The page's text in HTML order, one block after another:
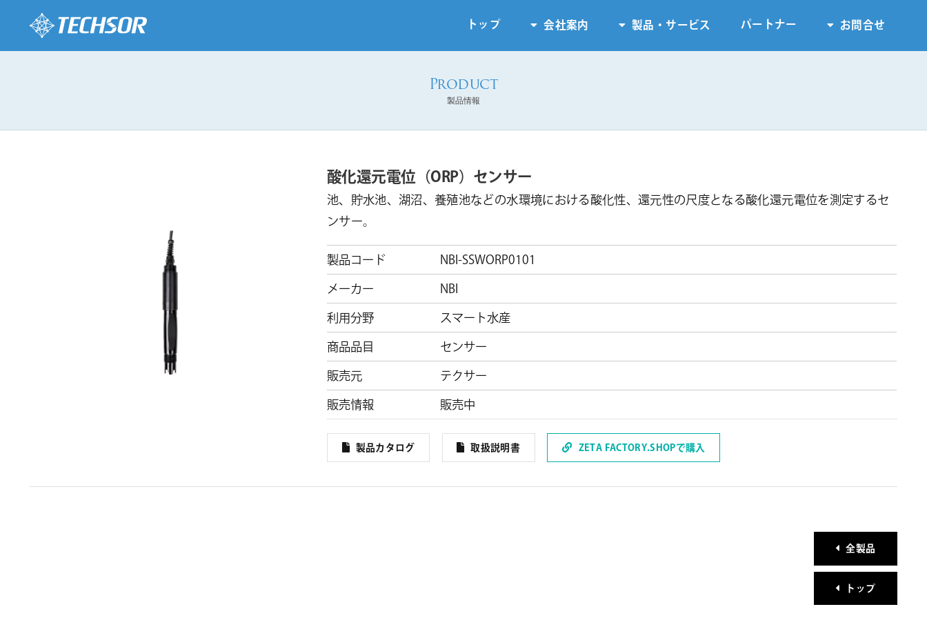
トップ 会社案内 製品・サービス パートナー お問合せ
製品情報
酸化還元電位（ORP）センサー
池、貯水池、湖沼、養殖池などの水環境における酸化性、還元性の尺度となる酸化還元電位を測定するセ
ンサー。
製品コード
NBI-SSWORP0101
メーカー
NBI
利用分野
スマート水産
商品品目
センサー
販売元
テクサー
販売情報
販売中
製品カタログ 取扱説明書 ZETA FACTORY.SHOPで購入
全製品
トップ